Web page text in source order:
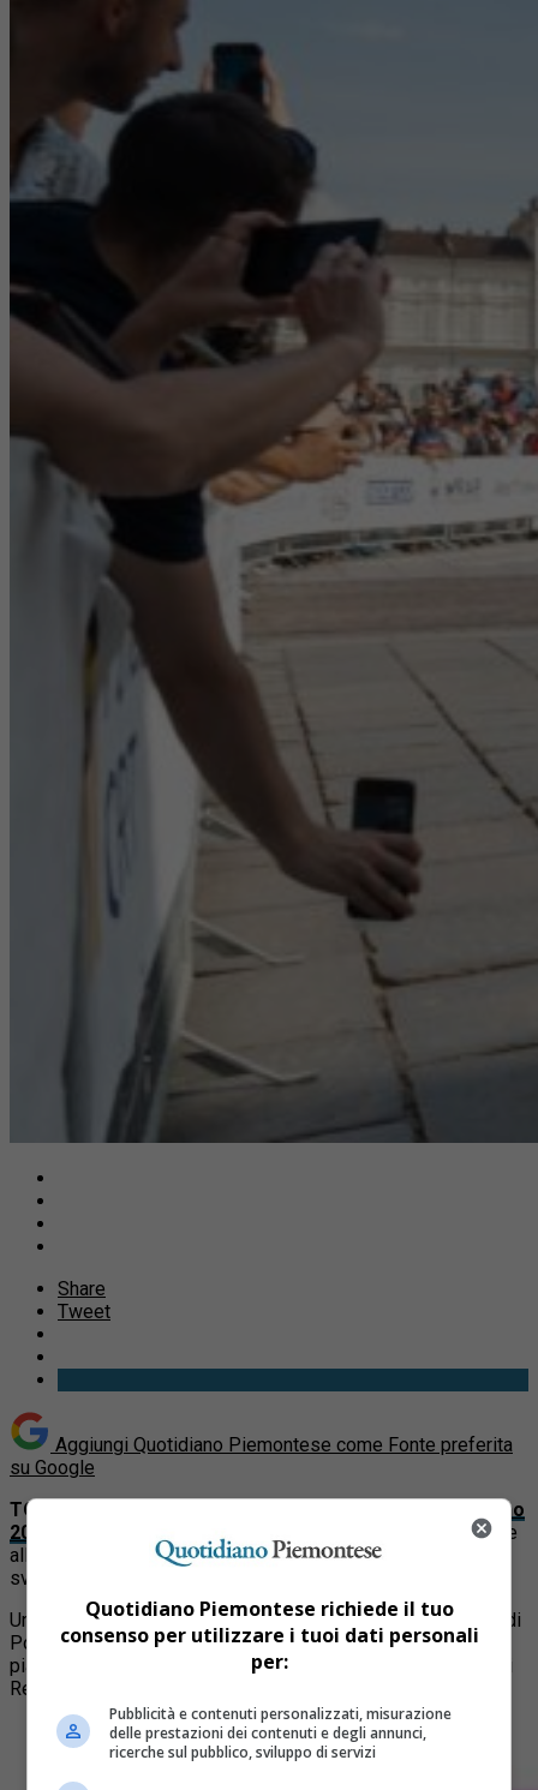
Share
Tweet
Aggiungi Quotidiano Piemontese come Fonte preferita
su Google
TORINO
Salone Auto Torino
2024
, la manifestazione motoristica gratuita per il pubblico e
all’aperto, diffusa nelle piazze e nelle vie di Torino, che si
svolgerà dal 13 al 15 settembre.
Un viaggio che idealmente partirà dalla stazione ferroviaria di
Porta Nuova passando da piazza Carlo Felice, via Roma,
piazza San Carlo, piazza Castello, piazzetta Reale e Giardini
Reali, fino a giungere in piazza Vittorio Veneto.
Quotidiano Piemontese richiede il tuo
consenso per utilizzare i tuoi dati personali
per:
Pubblicità e contenuti personalizzati, misurazione
delle prestazioni dei contenuti e degli annunci,
ricerche sul pubblico, sviluppo di servizi